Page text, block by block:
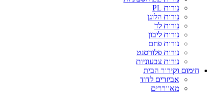
נורות PL
נורות הלוגן
נורות לד
נורות ליבון
נורות פחם
נורות פלורסנט
נורות צבעוניות
חימום וקירור הבית
אביזרים לדוד
מאווררים